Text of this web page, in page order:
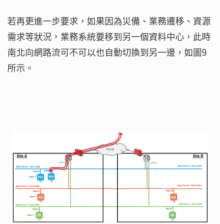
若再更進一步要求，如果因為災備、業務遷移、資源
需求等狀況，業務系統要移到另一個資料中心，此時
南北向網路流可不可以也自動切換到另一邊，如圖9
所示。